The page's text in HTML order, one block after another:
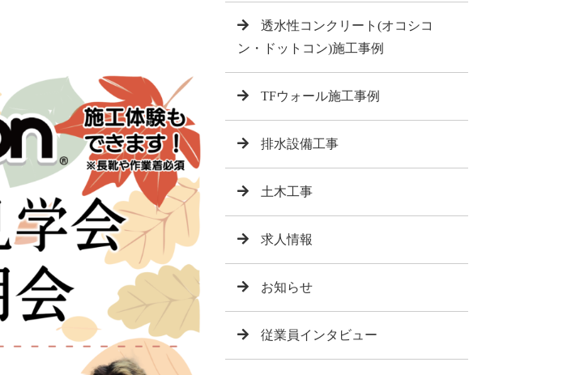
透水性コンクリート(オコシコ
ン・ドットコン)施工事例
TFウォール施工事例
排水設備工事
土木工事
求人情報
お知らせ
従業員インタビュー